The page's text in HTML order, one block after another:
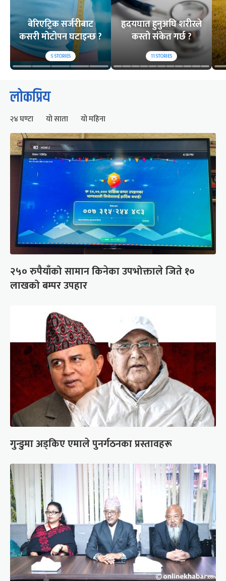
बेरिएट्रिक सर्जरीबाट
कसरी मोटोपन घटाइन्छ ?
5STORIES
हृदयघात हुनुअघि शरीरले
कस्तो संकेत गर्छ ?
11STORIES
लोकप्रिय
२४ घण्टा यो साता यो महिना
२५० रुपैयाँको सामान किनेका उपभोक्ताले जिते १०
लाखको बम्पर उपहार
गुन्डुमा अड्किए एमाले पुनर्गठनका प्रस्तावहरू